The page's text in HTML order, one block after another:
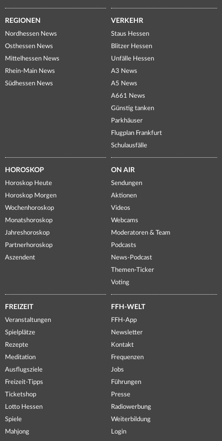
REGIONEN
Nordhessen News
Osthessen News
Mittelhessen News
Rhein-Main News
Südhessen News
VERKEHR
Staus Hessen
Blitzer Hessen
Unfälle Hessen
A3 News
A5 News
A661 News
Günstig tanken
Parkhäuser
Flugplan Frankfurt
Schulausfälle
HOROSKOP
Horoskop Heute
Horoskop Morgen
Wochenhoroskop
Monatshoroskop
Jahreshoroskop
Partnerhoroskop
Aszendent
ON AIR
Sendungen
Aktionen
Videos
Webcams
Moderatoren & Team
Podcasts
News-Podcast
Themen-Ticker
Voting
FREIZEIT
Veranstaltungen
Spielplätze
Rezepte
Meditation
Ausflugsziele
Freizeit-Tipps
Ticketshop
Lotto Hessen
Spiele
Mahjong
FFH-WELT
FFH-App
Newsletter
Kontakt
Frequenzen
Jobs
Führungen
Presse
Radiowerbung
Weiterbildung
Login